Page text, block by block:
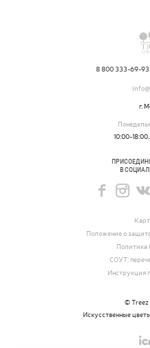
8 800 333-69-93
г.
10:00-
В
Положение о
Политика
СОУТ:
Инструкция
© Treez
Искусственные